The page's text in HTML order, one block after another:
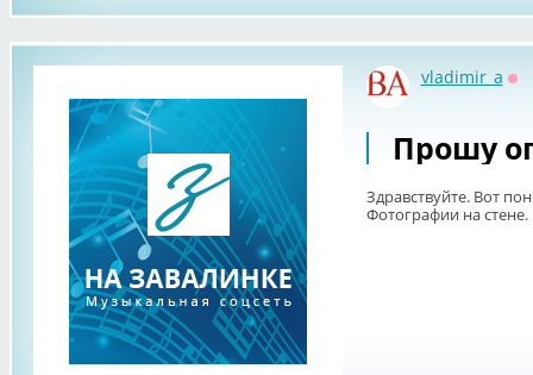
vladimir_a
Прошу
Здравствуйте. Вот
Фотографии на стене.